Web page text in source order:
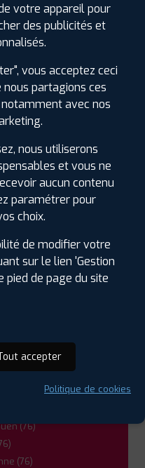
27380
BRAY
PLUS
PROXIMITÉ
(76)
(76)
(76)
votre appareil pour
des publicités et
vous acceptez ceci
partagions ces
avec nos
nous utiliserons
et vous ne
aucun contenu
paramétrer pour
choix.
de modifier votre
sur le lien 'Gestion
pied de page du site
accepter
Politique de cookies